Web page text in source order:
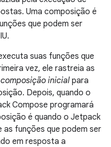
Uma composição é
que podem ser
suas funções que
vez, ele rastreia as
composição inicial para
Depois, quando o
Compose programará
é quando o Jetpack
funções que podem ser
em resposta a